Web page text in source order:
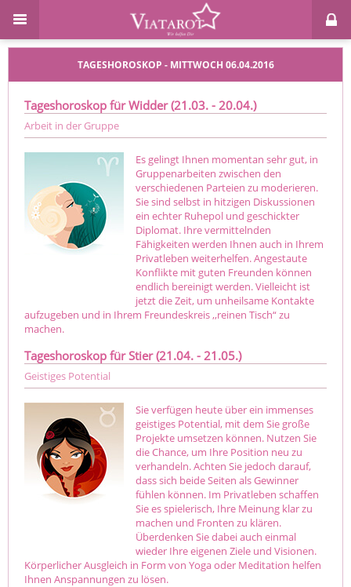
TAGESHOROSKOP - MITTWOCH 06.04.2016
Tageshoroskop für Widder (21.03. - 20.04.)
Arbeit in der Gruppe
Es gelingt Ihnen momentan sehr gut, in
Gruppenarbeiten zwischen den
verschiedenen Parteien zu moderieren.
Sie sind selbst in hitzigen Diskussionen
ein echter Ruhepol und geschickter
Diplomat. Ihre vermittelnden
Fähigkeiten werden Ihnen auch in Ihrem
Privatleben weiterhelfen. Angestaute
Konflikte mit guten Freunden können
endlich bereinigt werden. Vielleicht ist
jetzt die Zeit, um unheilsame Kontakte
aufzugeben und in Ihrem Freundeskreis ,,reinen Tisch“ zu
machen.
Tageshoroskop für Stier (21.04. - 21.05.)
Geistiges Potential
Sie verfügen heute über ein immenses
geistiges Potential, mit dem Sie große
Projekte umsetzen können. Nutzen Sie
die Chance, um Ihre Position neu zu
verhandeln. Achten Sie jedoch darauf,
dass sich beide Seiten als Gewinner
fühlen können. Im Privatleben schaffen
Sie es spielerisch, Ihre Meinung klar zu
machen und Fronten zu klären.
Überdenken Sie dabei auch einmal
wieder Ihre eigenen Ziele und Visionen.
Körperlicher Ausgleich in Form von Yoga oder Meditation helfen
Ihnen Anspannungen zu lösen.